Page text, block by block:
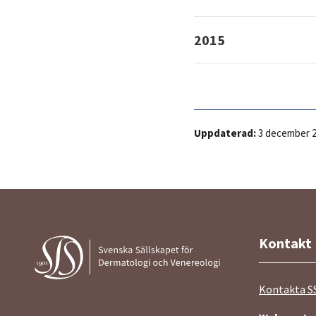
2015
Uppdaterad:3 december
Kontakt
Kontakta